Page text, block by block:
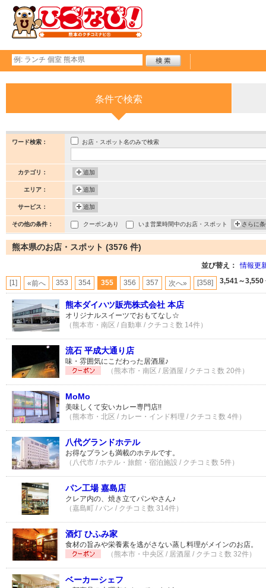
条件で検索
ワード検索： お店・スポット名のみで検索
カテゴリ： 追加
エリア： 追加
サービス： 追加
その他の条件： クーポンあり いま営業時間中のお店・スポット さらに
熊本県のお店・スポット (3576 件)
並び替え： 情報更
[1] «前へ 353 354 355 356 357 次へ» [358] 3,541～3,550
熊本ダイハツ販売株式会社 本店
オリジナルスイーツでおもてなし☆
（熊本市・南区 / 自動車 / クチコミ数 14件）
流石 平成大通り店
味・雰囲気にこだわった居酒屋♪
（熊本市・南区 / 居酒屋 / クチコミ数 20件）
MoMo
美味しくて安いカレー専門店!!
（熊本市・北区 / カレー・インド料理 / クチコミ数 4件）
八代グランドホテル
お得なプランも満載のホテルです。
（八代市 / ホテル・旅館・宿泊施設 / クチコミ数 5件）
パン工場 嘉島店
クレア内の、焼き立てパンやさん♪
（嘉島町 / パン / クチコミ数 314件）
酒灯 ひふみ家
食材の旨みや栄養素を逃がさない蒸し料理がメインのお店。
（熊本市・中央区 / 居酒屋 / クチコミ数 32件）
ベーカーシェフ